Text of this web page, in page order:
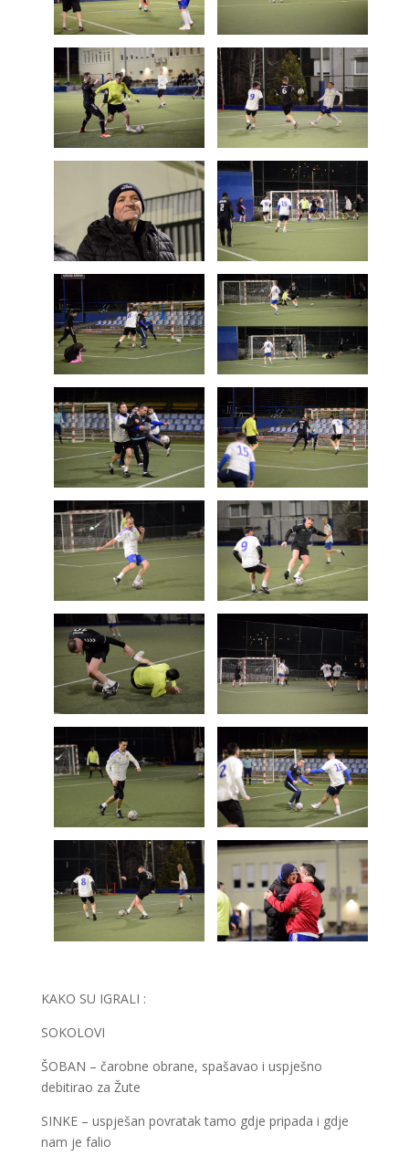
KAKO SU IGRALI :
SOKOLOVI
ŠOBAN – čarobne obrane, spašavao i uspješno
debitirao za Žute
SINKE – uspješan povratak tamo gdje pripada i gdje
nam je falio